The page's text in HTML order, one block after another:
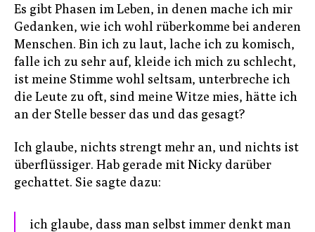
sein
Es gibt Phasen im Leben, in denen mache ich mir
Gedanken, wie ich wohl rüberkomme bei anderen
Menschen. Bin ich zu laut, lache ich zu komisch,
falle ich zu sehr auf, kleide ich mich zu schlecht,
ist meine Stimme wohl seltsam, unterbreche ich
die Leute zu oft, sind meine Witze mies, hätte ich
an der Stelle besser das und das gesagt?
Ich glaube, nichts strengt mehr an, und nichts ist
überflüssiger. Hab gerade mit Nicky darüber
gechattet. Sie sagte dazu:
ich glaube, dass man selbst immer denkt man